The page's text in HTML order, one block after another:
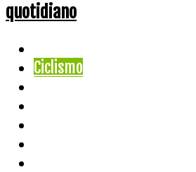
quotidiano
Ciclismo